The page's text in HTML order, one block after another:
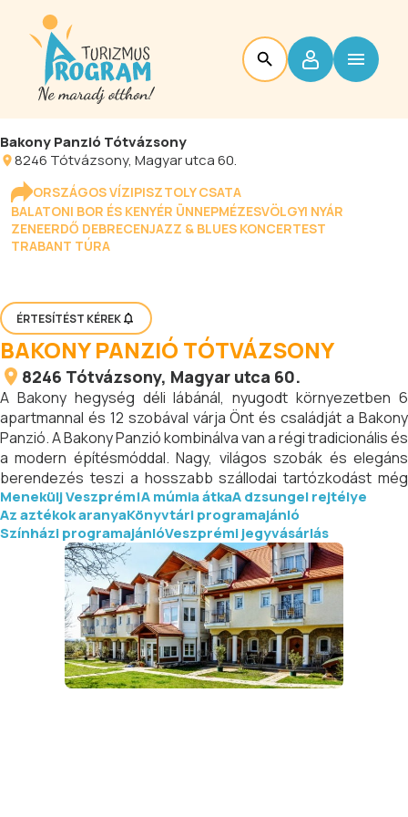
Bakony Panzió Tótvázsony
8246 Tótvázsony, Magyar utca 60.
ORSZÁGOS VÍZIPISZTOLY CSATA
BALATONI BOR ÉS KENYÉR ÜNNEPMÉZESVÖLGYI NYÁR
ZENEERDŐ DEBRECENJAZZ & BLUES KONCERTEST
TRABANT TÚRA
ÉRTESÍTÉST KÉREK
BAKONY PANZIÓ TÓTVÁZSONY
8246 Tótvázsony, Magyar utca 60.
A Bakony hegység déli lábánál, nyugodt környezetben 6
apartmannal és 12 szobával várja Önt és családját a Bakony
Panzió. A Bakony Panzió kombinálva van a régi tradicionális és
a modern építésmóddal. Nagy, világos szobák és elegáns
berendezés teszi a hosszabb szállodai tartózkodást még
kényelmesebbé. Minden apartman és szoba fürdőszobás,
saját erkéllyel, terasszal rendelkezik, továbbá TV-vel és
hűtőszekrénnyel felszerelt.
Menekülj Veszprém!A múmia átkaA dzsungel rejtélye
Az aztékok aranyaKönyvtári programajánló
Színházi programajánlóVeszprémi jegyvásárlás